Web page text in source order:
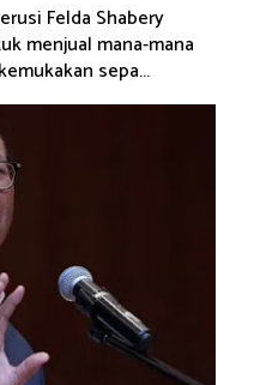
Felda Shabery
menjual mana-mana
sepa...